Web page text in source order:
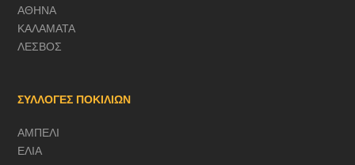
ΑΘΗΝΑ
ΚΑΛΑΜΑΤΑ
ΛΕΣΒΟΣ
ΣΥΛΛΟΓΕΣ ΠΟΚΙΛΙΩΝ
ΑΜΠΕΛΙ
ΕΛΙΑ